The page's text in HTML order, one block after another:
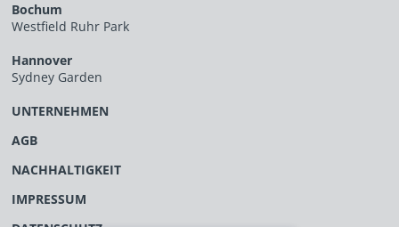
Bochum
Westfield Ruhr Park
Hannover
Sydney Garden
UNTERNEHMEN
AGB
NACHHALTIGKEIT
IMPRESSUM